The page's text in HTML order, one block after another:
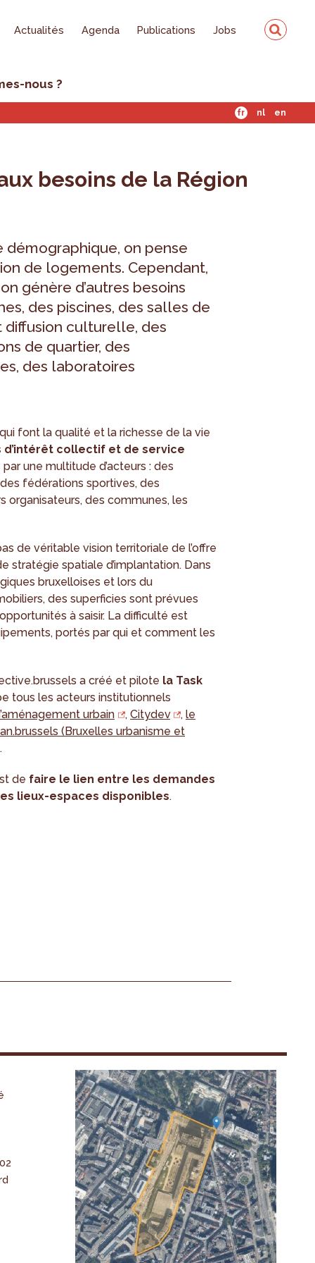
Actualités Agenda Publications Jobs
nous ?
fr nl en
besoins de la Région
démographique, on pense
de logements. Cependant,
génère d’autres besoins
des piscines, des salles de
culturelle, des
de quartier, des
des laboratoires
font la qualité et la richesse de la vie
d’intérêt collectif et de service
une multitude d’acteurs : des
fédérations sportives, des
organisateurs, des communes, les
de véritable vision territoriale de l’offre
stratégie spatiale d’implantation. Dans
bruxelloises et lors du
des superficies sont prévues
à saisir. La difficulté est
portés par qui et comment les
a créé et pilote la Task
tous les acteurs institutionnels
urbain
,Citydev ,le
(Bruxelles urbanisme et
de faire le lien entre les demandes
lieux-espaces disponibles.